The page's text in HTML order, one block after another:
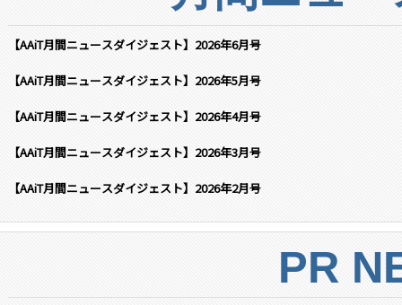
【AAiT月間ニュースダイジェスト】2026年6月号
【AAiT月間ニュースダイジェスト】2026年5月号
【AAiT月間ニュースダイジェスト】2026年4月号
【AAiT月間ニュースダイジェスト】2026年3月号
【AAiT月間ニュースダイジェスト】2026年2月号
PR